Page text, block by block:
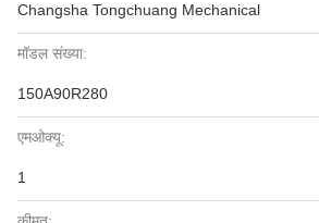
Changsha Tongchuang Mechanical
मॉडल संख्या:
150A90R280
एमओक्यू:
1